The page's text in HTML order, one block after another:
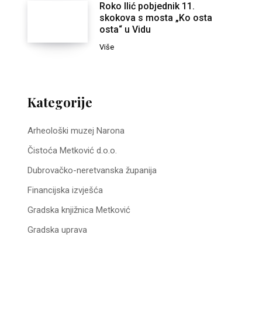
Roko Ilić pobjednik 11.
skokova s mosta „Ko osta
osta“ u Vidu
Više
Kategorije
Arheološki muzej Narona
Čistoća Metković d.o.o.
Dubrovačko-neretvanska županija
Financijska izvješća
Gradska knjižnica Metković
Gradska uprava